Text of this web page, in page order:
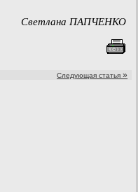
Светлана ПАПЧЕНКО
Следующая статья »